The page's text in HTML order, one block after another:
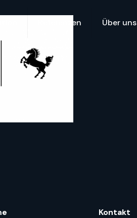
Referenzen Über uns
Kontakt